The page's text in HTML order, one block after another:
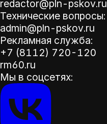
redactor@pln-pskov.ru
Технические вопросы:
admin@pln-pskov.ru
Рекламная служба:
+7 (8112) 720-120
rm60.ru
Мы в соцсетях: